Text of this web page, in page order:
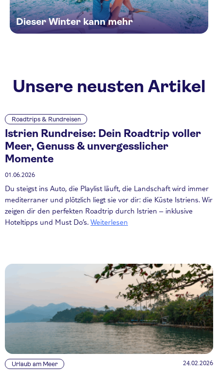
Dieser Winter kann mehr
Unsere neusten Artikel
Roadtrips & Rundreisen
Istrien Rundreise: Dein Roadtrip voller
Meer, Genuss & unvergesslicher
Momente
01.06.2026
Du steigst ins Auto, die Playlist läuft, die Landschaft wird immer
mediterraner und plötzlich liegt sie vor dir: die Küste Istriens. Wir
zeigen dir den perfekten Roadtrip durch Istrien – inklusive
Hoteltipps und Must Do’s. Weiterlesen
Urlaub am Meer 24.02.2026